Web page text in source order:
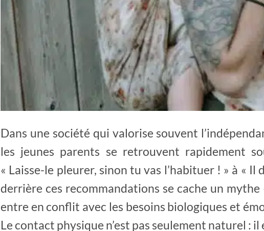
Dans une société qui valorise souvent
les jeunes parents se retrouvent rapidement
« Laisse-le pleurer, sinon tu vas l’habituer ! » à «
derrière ces recommandations se cache un
entre en conflit avec les besoins biologiques et
Le contact physique n’est pas seulement naturel :